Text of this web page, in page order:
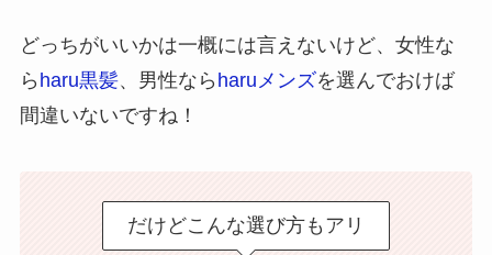
どっちがいいかは一概には言えないけど、女性な
ら haru黒髪、男性なら haruメンズを選んでおけば
間違いないですね！
だけどこんな選び方もアリ